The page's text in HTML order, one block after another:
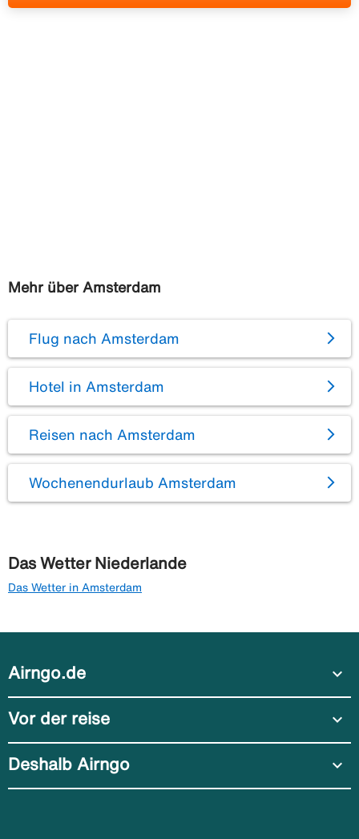
Mehr über Amsterdam
Flug nach Amsterdam
Hotel in Amsterdam
Reisen nach Amsterdam
Wochenendurlaub Amsterdam
Das Wetter Niederlande
Das Wetter in Amsterdam
Airngo.de expand_more
Vor der reise expand_more
Deshalb Airngo expand_more